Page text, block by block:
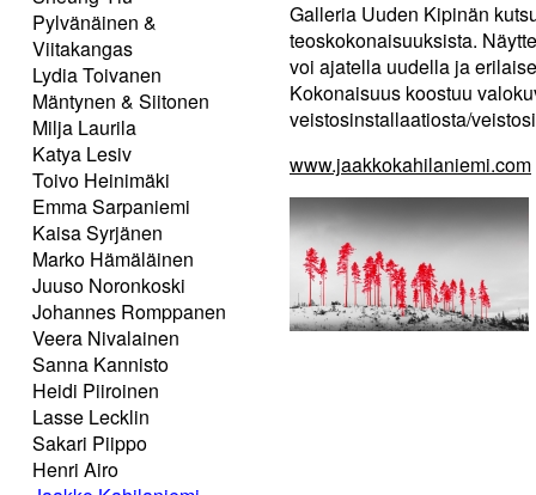
Pylvänäinen &
Viitakangas
Lydia Toivanen
Mäntynen & Siitonen
Milja Laurila
Katya Lesiv
Toivo Heinimäki
Emma Sarpaniemi
Kaisa Syrjänen
Marko Hämäläinen
Juuso Noronkoski
Johannes Romppanen
Veera Nivalainen
Sanna Kannisto
Heidi Piiroinen
Lasse Lecklin
Sakari Piippo
Henri Airo
Galleria Uuden Kipinän
teoskokonaisuuksista.
voi ajatella uudella ja
Kokonaisuus koostuu
veistosinstallaatiosta/
www.jaakkokahilaniemi.com